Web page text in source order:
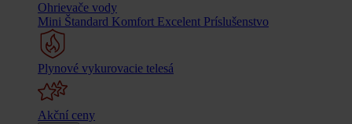
Ohrievače vody
Mini Štandard Komfort Excelent Príslušenstvo
Plynové vykurovacie telesá
Akční ceny